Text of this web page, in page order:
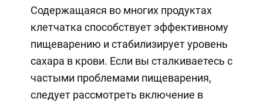
Содержащаяся во многих продуктах
клетчатка способствует эффективному
пищеварению и стабилизирует уровень
сахара в крови. Если вы сталкиваетесь с
частыми проблемами пищеварения,
следует рассмотреть включение в